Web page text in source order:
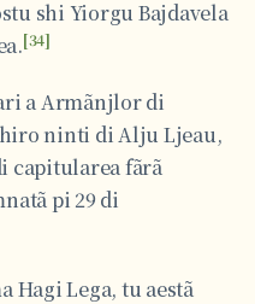
shi Yiorgu Bajdavela
[34]
a Armãnjlor di
ninti di Alju Ljeau,
capitularea fãrã
pi 29 di
Hagi Lega, tu aestã